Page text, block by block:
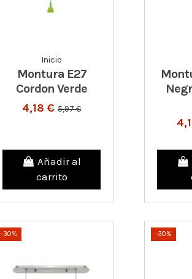
Inicio
Montura E27
Cordon Verde
4,18 € 5,97 €
Añadir al
carrito
-30% -30%